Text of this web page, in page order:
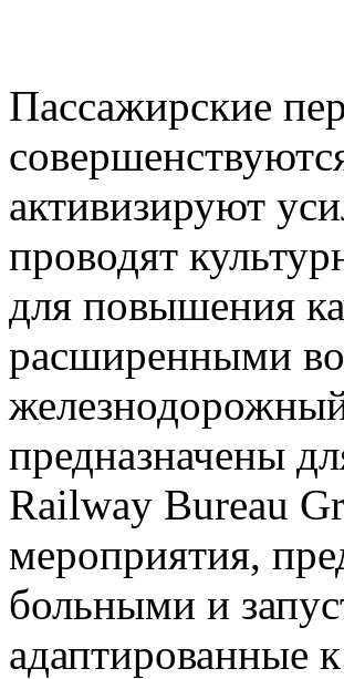
Пассажирские
активизируют
проводят
для повышения
расширенными
предназначены
Railway Bureau
мероприятия,
больными и
адаптированные